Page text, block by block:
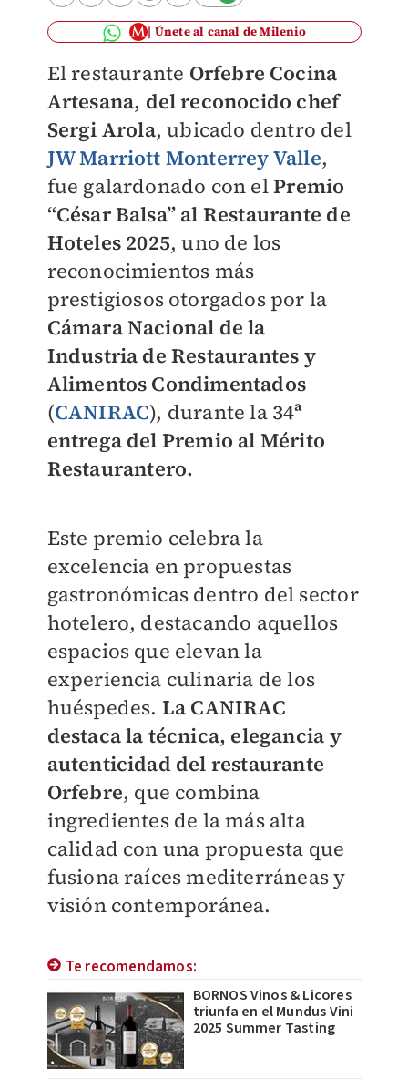
Únete al canal de Milenio
El restaurante Orfebre Cocina
Artesana, del reconocido chef
Sergi Arola, ubicado dentro del
JW Marriott Monterrey Valle,
fue galardonado con elPremio
“César Balsa” al Restaurante de
Hoteles 2025, uno de los
reconocimientos más
prestigiosos otorgados por la
Cámara Nacional de la
Industria de Restaurantes y
Alimentos Condimentados
(CANIRAC), durante la 34ª
entrega del Premio al Mérito
Restaurantero.
Este premio celebra la
excelencia en propuestas
gastronómicas dentro del sector
hotelero, destacando aquellos
espacios que elevan la
experiencia culinaria de los
huéspedes. La CANIRAC
destaca la técnica, elegancia y
autenticidad del restaurante
Orfebre, que combina
ingredientes de la más alta
calidad con una propuesta que
fusiona raíces mediterráneas y
visión contemporánea.
Te recomendamos:
BORNOS Vinos & Licores
triunfa en el Mundus Vini
2025 Summer Tasting